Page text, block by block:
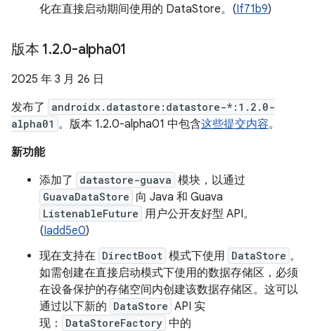
化在直接启动期间使用的 DataStore。(If71b9)
版本 1.2.0-alpha01
2025 年 3 月 26 日
发布了
androidx.datastore:datastore-*:1.2.0-
alpha01 。版本 1.2.0-alpha01 中包含这些提交内容。
新功能
添加了
datastore-guava 模块，以通过
GuavaDataStore 向 Java 和 Guava
ListenableFuture 用户公开友好型 API。
(Iadd5e0)
现在支持在 DirectBoot 模式下使用 DataStore 。
如需创建在直接启动模式下使用的数据存储区，必须
在设备保护的存储空间内创建该数据存储区。这可以
通过以下新的 DataStore API 实
现：
DataStoreFactory 中的